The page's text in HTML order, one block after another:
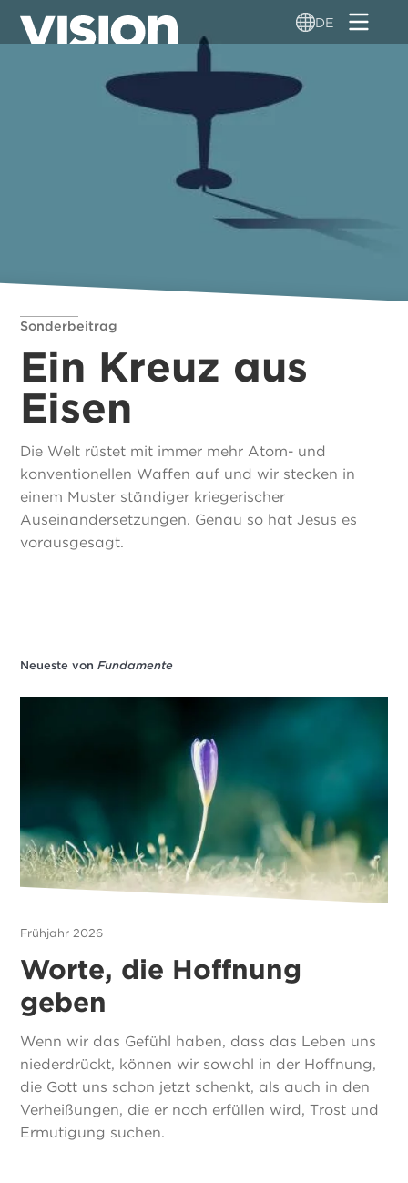
Direkt
zum
DE
Sonderbeitrag
Ein Kreuz aus
Eisen
Die Welt rüstet mit immer mehr Atom- und
konventionellen Waffen auf und wir stecken in
einem Muster ständiger kriegerischer
Auseinandersetzungen. Genau so hat Jesus es
vorausgesagt.
Neueste vonFundamente
Frühjahr 2026
Worte, die Hoffnung
geben
Wenn wir das Gefühl haben, dass das Leben uns
niederdrückt, können wir sowohl in der Hoffnung,
die Gott uns schon jetzt schenkt, als auch in den
Verheißungen, die er noch erfüllen wird, Trost und
Ermutigung suchen.